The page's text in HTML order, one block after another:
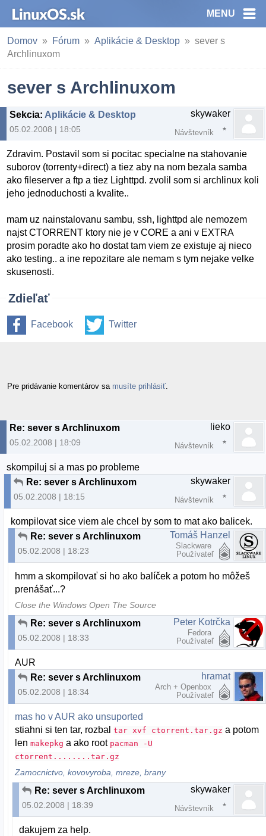
MENU
Domov Fórum Aplikácie & Desktop
sever s
Archlinuxom
sever s Archlinuxom
Sekcia: Aplikácie & Desktop
05.02.2008 | 18:05
skywaker
Návštevník
Zdravim. Postavil som si pocitac specialne na stahovanie
suborov (torrenty+direct) a tiez aby na nom bezala samba
ako fileserver a ftp a tiez Lighttpd. zvolil som si archlinux koli
jeho jednoduchosti a kvalite..
mam uz nainstalovanu sambu, ssh, lighttpd ale nemozem
najst CTORRENT ktory nie je v CORE a ani v EXTRA
prosim poradte ako ho dostat tam viem ze existuje aj nieco
ako testing.. a ine repozitare ale nemam s tym nejake velke
skusenosti.
Zdieľať
Facebook Twitter
Pre pridávanie komentárov sa musíte prihlásiť
Re: sever s Archlinuxom
05.02.2008 | 18:09
lieko
Návštevník
skompiluj si a mas po probleme
Re: sever s Archlinuxom
05.02.2008 | 18:15
skywaker
Návštevník
kompilovat sice viem ale chcel by som to mat ako balicek.
Re: sever s Archlinuxom
05.02.2008 | 18:23
Tomáš Hanzel
Slackware
Používateľ
hmm a skompilovať si ho ako balíček a potom ho môžeš
prenášať...?
Close the Windows Open The Source
Re: sever s Archlinuxom
05.02.2008 | 18:33
Peter Kotrčka
Fedora
Používateľ
AUR
Re: sever s Archlinuxom
05.02.2008 | 18:34
hramat
Arch + Openbox
Používateľ
mas ho v AUR ako unsuported
stiahni si ten tar, rozbaltar xvf ctorrent.tar.gz a potom
lenmakepkg a ako root pacman -U
ctorrent........tar.gz
Zamocnictvo, kovovyroba, mreze, brany
Re: sever s Archlinuxom
05.02.2008 | 18:39
skywaker
Návštevník
dakujem za help.